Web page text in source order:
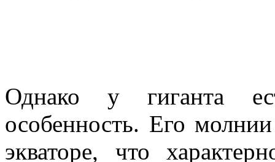
Однако у гиганта
особенность. Его
экваторе, что